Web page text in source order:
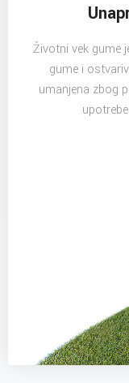
Životni vek gume
gume i
umanjena zbog